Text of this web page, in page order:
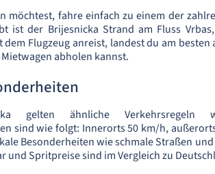
möchtest, fahre einfach zu einem der
ist der Brijesnicka Strand am Fluss
Flugzeug anreist, landest du am besten
abholen kannst.
gelten ähnliche Verkehrsregeln
sind wie folgt: Innerorts 50 km/h,
Besonderheiten wie schmale Straßen
und Spritpreise sind im Vergleich zu